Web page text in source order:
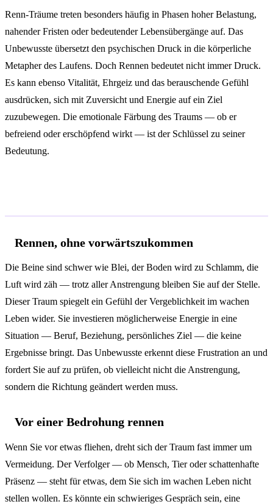
Renn-Träume treten besonders häufig in Phasen hoher Belastung,
nahender Fristen oder bedeutender Lebensübergänge auf. Das
Unbewusste übersetzt den psychischen Druck in die körperliche
Metapher des Laufens. Doch Rennen bedeutet nicht immer Druck.
Es kann ebenso Vitalität, Ehrgeiz und das berauschende Gefühl
ausdrücken, sich mit Zuversicht und Energie auf ein Ziel
zuzubewegen. Die emotionale Färbung des Traums — ob er
befreiend oder erschöpfend wirkt — ist der Schlüssel zu seiner
Bedeutung.
Rennen, ohne vorwärtszukommen
Die Beine sind schwer wie Blei, der Boden wird zu Schlamm, die
Luft wird zäh — trotz aller Anstrengung bleiben Sie auf der Stelle.
Dieser Traum spiegelt ein Gefühl der Vergeblichkeit im wachen
Leben wider. Sie investieren möglicherweise Energie in eine
Situation — Beruf, Beziehung, persönliches Ziel — die keine
Ergebnisse bringt. Das Unbewusste erkennt diese Frustration an und
fordert Sie auf zu prüfen, ob vielleicht nicht die Anstrengung,
sondern die Richtung geändert werden muss.
Vor einer Bedrohung rennen
Wenn Sie vor etwas fliehen, dreht sich der Traum fast immer um
Vermeidung. Der Verfolger — ob Mensch, Tier oder schattenhafte
Präsenz — steht für etwas, dem Sie sich im wachen Leben nicht
stellen wollen. Es könnte ein schwieriges Gespräch sein, eine